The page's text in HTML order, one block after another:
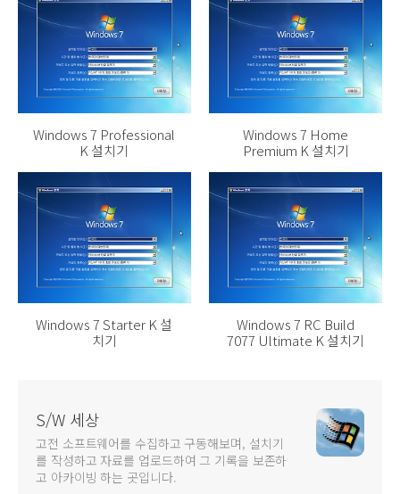
Windows 7 Professional
K 설치기
Windows 7 Home
Premium K 설치기
Windows 7 Starter K 설
치기
Windows 7 RC Build
7077 Ultimate K 설치기
S/W 세상
고전 소프트웨어를 수집하고 구동해보며, 설치기
를 작성하고 자료를 업로드하여 그 기록을 보존하
고 아카이빙 하는 곳입니다.